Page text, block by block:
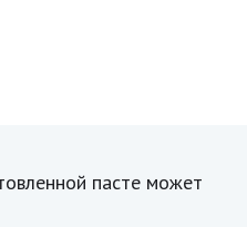
пасте может